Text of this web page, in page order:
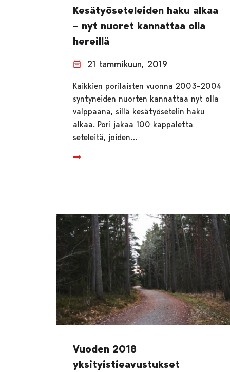
Kesätyöseteleiden haku alkaa
– nyt nuoret kannattaa olla
hereillä
21 tammikuun, 2019
Kaikkien porilaisten vuonna 2003–2004
syntyneiden nuorten kannattaa nyt olla
valppaana, sillä kesätyösetelin haku
alkaa. Pori jakaa 100 kappaletta
seteleitä, joiden…
Vuoden 2018
yksityistieavustukset